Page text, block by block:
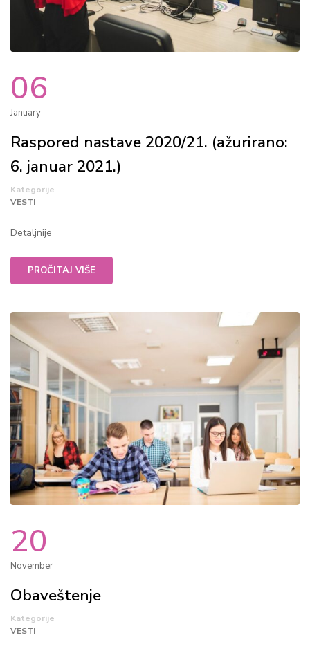
06
January
Raspored nastave 2020/21. (ažurirano:
6. januar 2021.)
Kategorije
VESTI
Detaljnije
PROČITAJ VIŠE
20
November
Obaveštenje
Kategorije
VESTI